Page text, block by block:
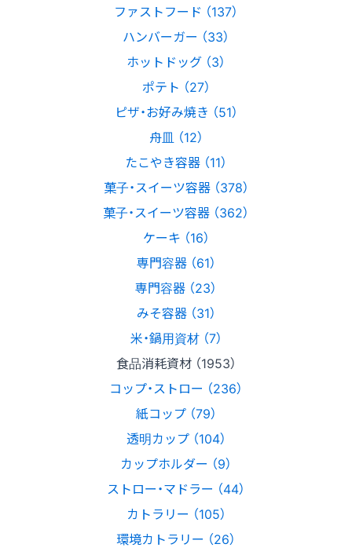
ファストフード （137）
ハンバーガー （33）
ホットドッグ （3）
ポテト （27）
ピザ・お好み焼き （51）
舟皿 （12）
たこやき容器 （11）
菓子・スイーツ容器 （378）
菓子・スイーツ容器 （362）
ケーキ （16）
専門容器 （61）
専門容器 （23）
みそ容器 （31）
米・鍋用資材 （7）
食品消耗資材 （1953）
コップ・ストロー （236）
紙コップ （79）
透明カップ （104）
カップホルダー （9）
ストロー・マドラー （44）
カトラリー （105）
環境カトラリー （26）